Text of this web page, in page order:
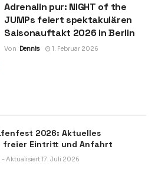
Adrenalin pur: NIGHT of the
JUMPs feiert spektakulären
Saisonauftakt 2026 in Berlin
Von Dennis 1. Februar 2026
2026: Aktuelles
freier Eintritt und Anfahrt
- Aktualisiert 17. Juli 2026